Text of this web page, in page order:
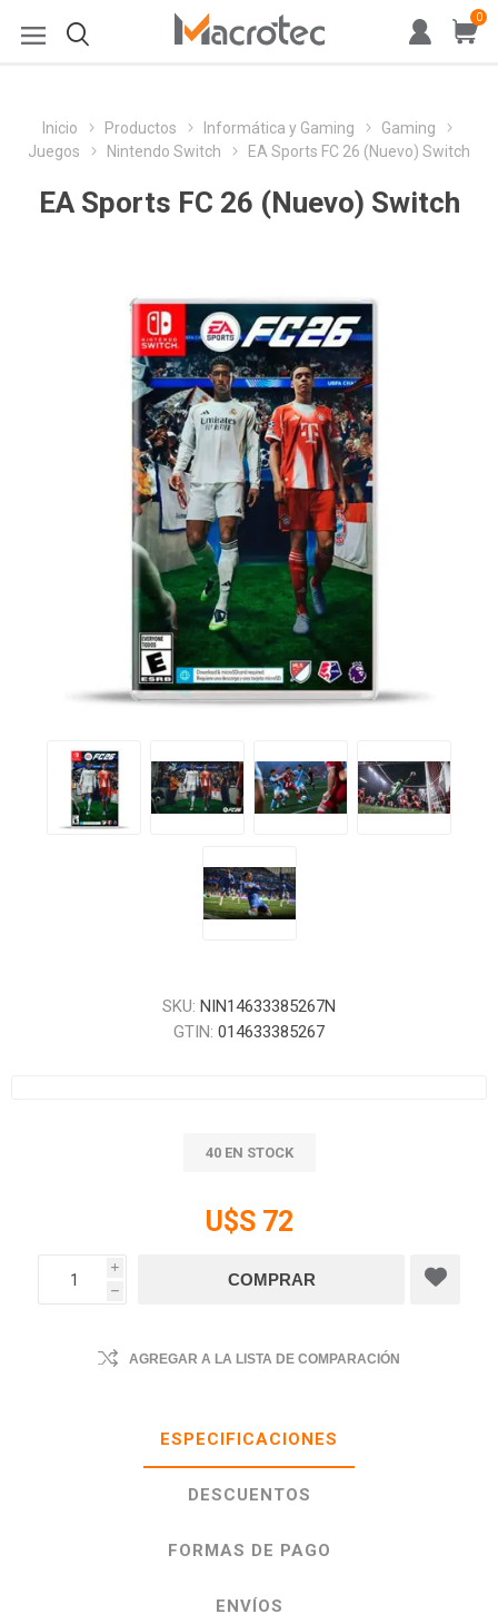
0
Inicio Productos Informática y Gaming
Gaming
Juegos
Nintendo Switch EA Sports FC 26 (Nuevo) Switch
EA Sports FC 26 (Nuevo) Switch
SKU: NIN14633385267N
GTIN: 014633385267
40 EN STOCK
U$S 72
i
h
AGREGAR A LA LISTA DE COMPARACIÓN
ESPECIFICACIONES
DESCUENTOS
FORMAS DE PAGO
ENVÍOS